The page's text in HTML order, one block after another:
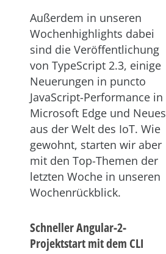
Außerdem in unseren
Wochenhighlights dabei
sind die Veröffentlichung
von TypeScript 2.3, einige
Neuerungen in puncto
JavaScript-Performance in
Microsoft Edge und Neues
aus der Welt des IoT. Wie
gewohnt, starten wir aber
mit den Top-Themen der
letzten Woche in unseren
Wochenrückblick.
Schneller Angular-2-
Projektstart mit dem CLI